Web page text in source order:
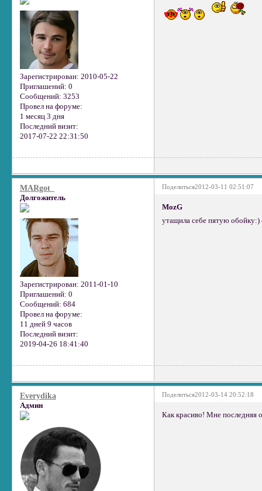
Зарегистрирован: 2010-05-22
Приглашений: 0
Сообщений: 3253
Провел на форуме:
1 месяц 3 дня
Последний визит:
2017-07-22 22:31:50
Поделиться2012-03-11 02:51:07
MARgot_
Долгожитель
Зарегистрирован: 2011-01-10
Приглашений: 0
Сообщений: 684
Провел на форуме:
11 дней 9 часов
Последний визит:
2019-04-26 18:41:40
MozG
утащила себе пятую
Поделиться2012-03-14 20:52:18
Everydika
Админ
Как красиво! Мне последняя